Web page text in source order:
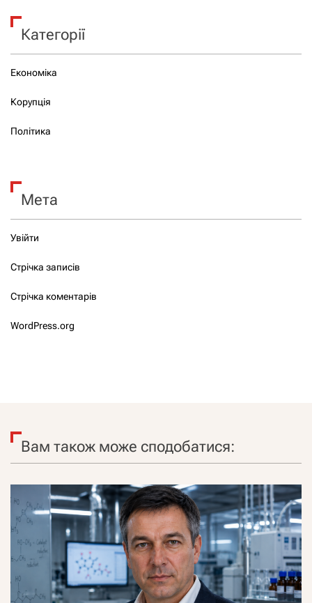
Категорії
Економіка
Корупція
Політика
Мета
Увійти
Стрічка записів
Стрічка коментарів
WordPress.org
Вам також може сподобатися: